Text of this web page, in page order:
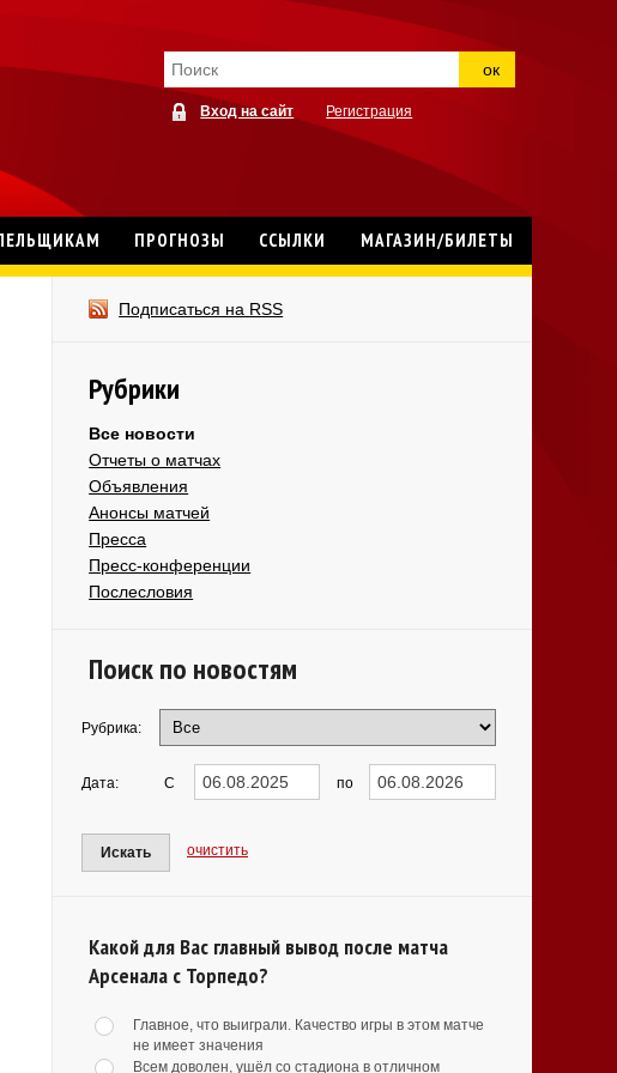
ок
Вход на сайт Регистрация
ПРОГНОЗЫ ССЫЛКИ МАГАЗИН/БИЛЕТЫ
Подписаться на RSS
Рубрики
Все новости
Отчеты о матчах
Объявления
Анонсы матчей
Пресса
Пресс-конференции
Послесловия
Поиск по новостям
Рубрика:
Дата: С по
Искать очистить
Какой для Вас главный вывод после матча
Арсенала с Торпедо?
Главное, что выиграли. Качество игры в этом матче
не имеет значения
Всем доволен, ушёл со стадиона в отличном